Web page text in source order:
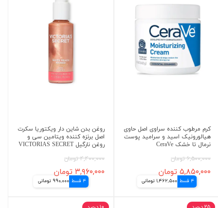
کرم مرطوب کننده سراوی اصل حاوی
هیالورونیک اسید و سرامید پوست
نرمال تا خشک CeraVe
۶,۵۰۰,۰۰۰ تومان
۵,۸۵۰,۰۰۰ تومان
4 قسط 1,462,500 تومانی
روغن بدن شاین دار ویکتوریا سکرت
اصل برنزه کننده ویتامین سی و
روغن نارگیل VICTORIAS SECRET
۴,۴۰۰,۰۰۰ تومان
۳,۹۶۰,۰۰۰ تومان
4 قسط 990,000 تومانی